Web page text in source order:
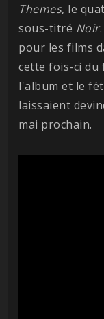
Themes, le
sous-titré Noir
pour les films
cette fois-ci du
l'album et le
laissaient
mai prochain.